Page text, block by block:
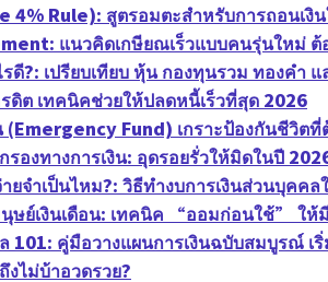
4% Rule): สูตรอมตะสำหรับการถอนเงิ
แนวคิดเกษียณเร็วแบบคนรุ่นใหม่ ต้
ดี?: เปรียบเทียบ หุ้น กองทุนรวม ทองคำ แ
ดิต เทคนิคช่วยให้ปลดหนี้เร็วที่สุด 2026
(Emergency Fund) เกราะป้องกันชีวิต
รองทางการเงิน: อุดรอยรั่วให้มิดในปี
ยจำเป็นไหม?: วิธีทำงบการเงินส่วนบุคค
ษย์เงินเดือน: เทคนิค “ออมก่อนใช้” ให้
101: คู่มือวางแผนการเงินฉบับสมบูรณ์
งไม่บ้าอวดรวย?